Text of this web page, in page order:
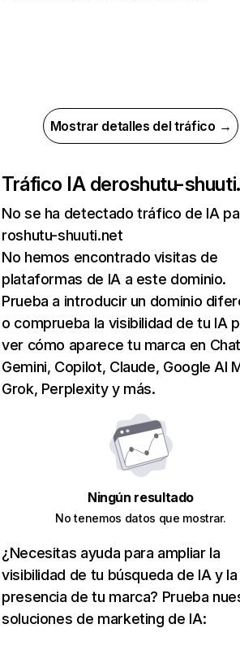
Mostrar detalles del tráfico →
Tráfico IA deroshutu-
No se ha detectado tráfico de IA
roshutu-shuuti.net
No hemos encontrado visitas de
plataformas de IA a este dominio.
Prueba a introducir un dominio
o comprueba la visibilidad de tu IA
ver cómo aparece tu marca en
Gemini, Copilot, Claude, Google AI
Grok, Perplexity y más.
Ningún resultado
No tenemos datos que mostrar.
¿Necesitas ayuda para ampliar la
visibilidad de tu búsqueda de IA y la
presencia de tu marca? Prueba
soluciones de marketing de IA: